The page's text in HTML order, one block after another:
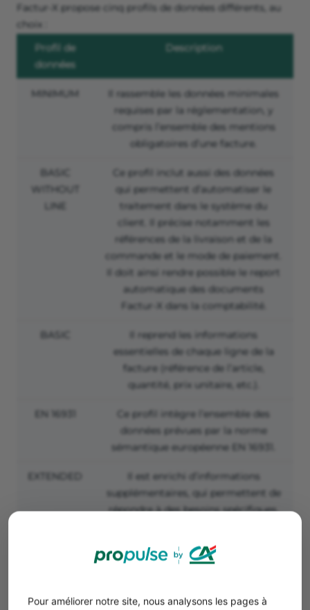
Pour améliorer notre site, nous analysons les pages à
Factur-X propose cinq profils de données différents, au
choix :
Profil de
données
Description
MINIMUM
Il rassemble les données minimales
requises par la réglementation, y
compris l’ensemble des mentions
obligatoires d’une facture.
BASIC
WITHOUT
LINE
Ce profil inclut aussi des données
qui permettent d’automatiser le
traitement dans le système du
client. Il précise notamment les
références de la livraison et de la
commande et le mode de paiement.
Il doit ainsi rendre possible le report
automatique des documents
Factur-X dans la comptabilité.
BASIC
Il reprend les informations
essentielles de chaque ligne de la
facture (référence de l’article,
quantité, prix unitaire, etc.).
EN 16931
Ce profil intègre l’ensemble des
données prévues par la norme
sémantique européenne EN 16931.
EXTENDED
Il est enrichi d’informations
supplémentaires, qui permettent de
répondre à des besoins spécifiques.
d’une facture qui inclut plusieurs
bons de livraison différents.
incluses dans le précédent.